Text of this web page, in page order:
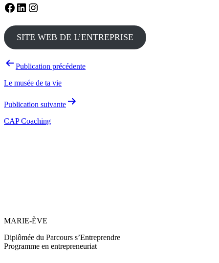
Facebook
LinkedIn
Instagram
SITE WEB DE L’ENTREPRISE
Navigation
l’article
Publication précédente
Le musée de ta vie
Publication suivante
CAP Coaching
MARIE-ÈVE
Diplômée du Parcours s’Entreprendre
Programme en entrepreneuriat